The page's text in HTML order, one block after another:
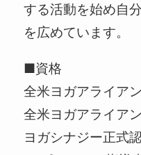
する活動を始め自
を広めています。
■資格
全米ヨガアライア
全米ヨガアライア
ヨガシナジー正式